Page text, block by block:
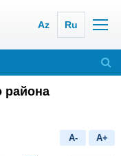
Az Ru
района
A- A+